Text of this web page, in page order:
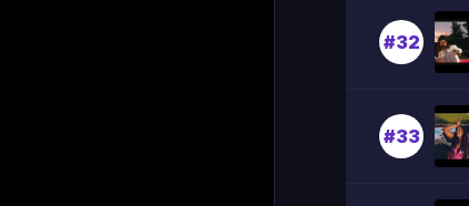
#32
#33